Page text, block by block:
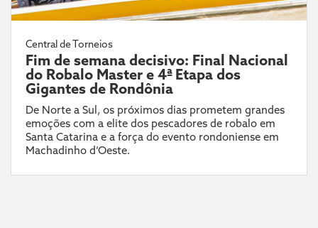
Central de Torneios
Fim de semana decisivo: Final Nacional
do Robalo Master e 4ª Etapa dos
Gigantes de Rondônia
De Norte a Sul, os próximos dias prometem grandes
emoções com a elite dos pescadores de robalo em
Santa Catarina e a força do evento rondoniense em
Machadinho d’Oeste.